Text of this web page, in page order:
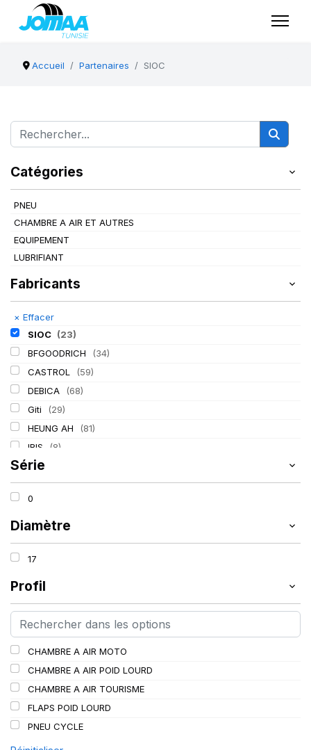
Accueil Partenaires SIOC
Catégories
PNEU
CHAMBRE A AIR ET AUTRES
EQUIPEMENT
LUBRIFIANT
Fabricants
× Effacer
SIOC (23)
BFGOODRICH
(34)
CASTROL
(59)
DEBICA
(68)
Giti
(29)
HEUNG AH
(81)
IRIS
(8)
ITALMATIC
KLEBER (116)
LASSA
LING LONG
MICHELIN (345)
MITAS
Mondolfo ferro
SCHRADER (24)
SPEEDWAYS (64)
STICA (3)
TIGAR (24)
Série
0
Diamètre
17
Profil
CHAMBRE A AIR MOTO
CHAMBRE A AIR POID LOURD
CHAMBRE A AIR TOURISME
FLAPS POID LOURD
PNEU CYCLE